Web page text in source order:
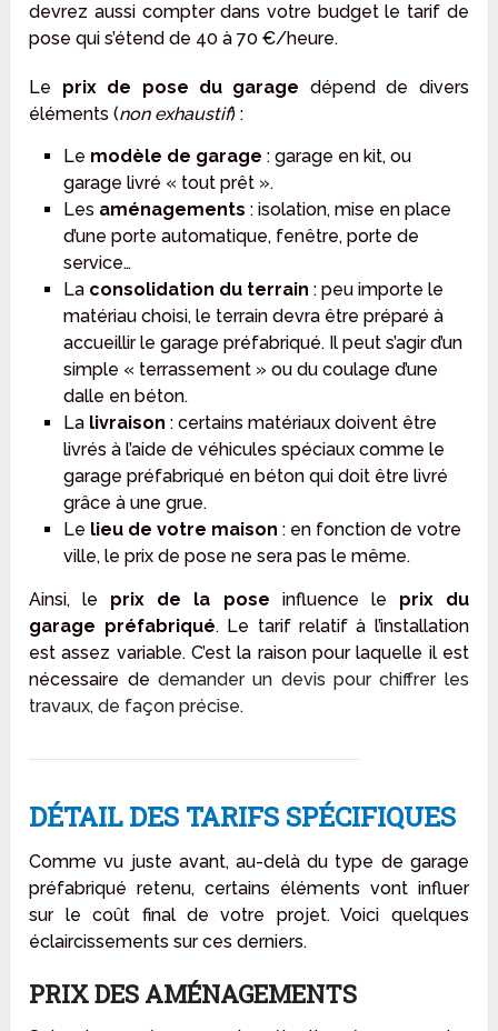
devrez aussi compter dans votre budget le tarif de
pose qui s’étend de 40 à 70 €/heure.
Le prix de pose du garage dépend de divers
éléments (non exhaustif) :
Le modèle de garage : garage en kit, ou
garage livré « tout prêt ».
Les aménagements : isolation, mise en place
d’une porte automatique, fenêtre, porte de
service…
La consolidation du terrain : peu importe le
matériau choisi, le terrain devra être préparé à
accueillir le garage préfabriqué. Il peut s’agir d’un
simple « terrassement » ou du coulage d’une
dalle en béton.
La livraison : certains matériaux doivent être
livrés à l’aide de véhicules spéciaux comme le
garage préfabriqué en béton qui doit être livré
grâce à une grue.
Le lieu de votre maison : en fonction de votre
ville, le prix de pose ne sera pas le même.
Ainsi, le prix de la pose influence le prix du
garage préfabriqué. Le tarif relatif à l’installation
est assez variable. C’est la raison pour laquelle il est
nécessaire de demander un devis pour chiffrer les
travaux, de façon précise.
DÉTAIL DES TARIFS SPÉCIFIQUES
Comme vu juste avant, au-delà du type de garage
préfabriqué retenu, certains éléments vont influer
sur le coût final de votre projet. Voici quelques
éclaircissements sur ces derniers.
PRIX DES AMÉNAGEMENTS